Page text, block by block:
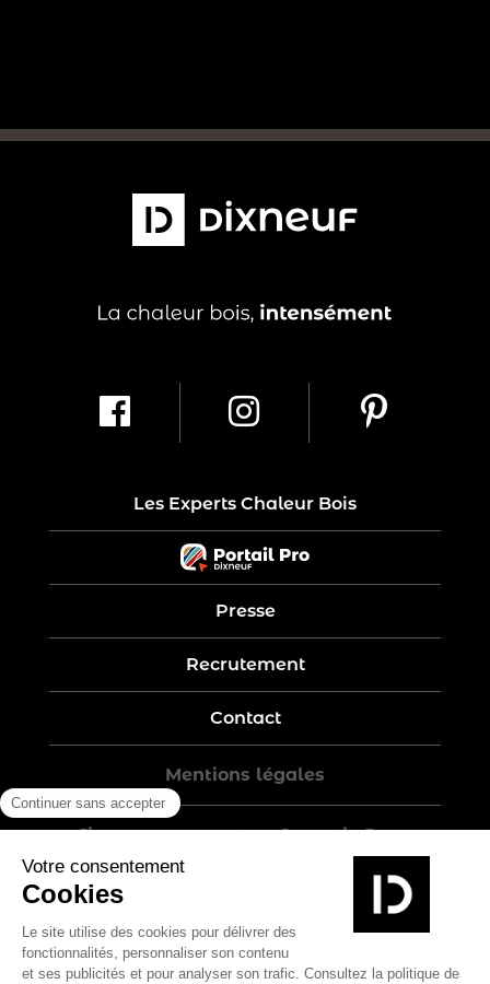
Les Experts Chaleur Bois
Presse
Recrutement
Contact
Mentions légales
Five-year warranty – Garantie 5 ans
Politique de confidentialité
Conditions générales de vente